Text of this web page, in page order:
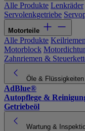
Alle Produkte Lenkräder
Servolenkgetriebe
Motorteile
Alle Produkte Keilriemen
Motorblock
Zahnriemen &
Öle & Flüssigkeiten
AdBlue®
Autopflege &
Getriebeöl
Wartung &